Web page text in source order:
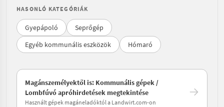
HASONLÓ KATEGÓRIÁK
Gyepápoló
Seprőgép
Egyéb kommunális eszközök
Hómaró
Magánszemélyektől is: Kommunális gépek /
Lombfúvó apróhirdetések megtekintése
Használt gépek magáneladóktól a Landwirt.com-on